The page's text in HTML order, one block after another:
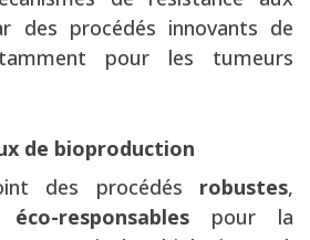
des procédés innovants de
pour les tumeurs
de bioproduction
des procédés robustes,
éco-responsables pour la